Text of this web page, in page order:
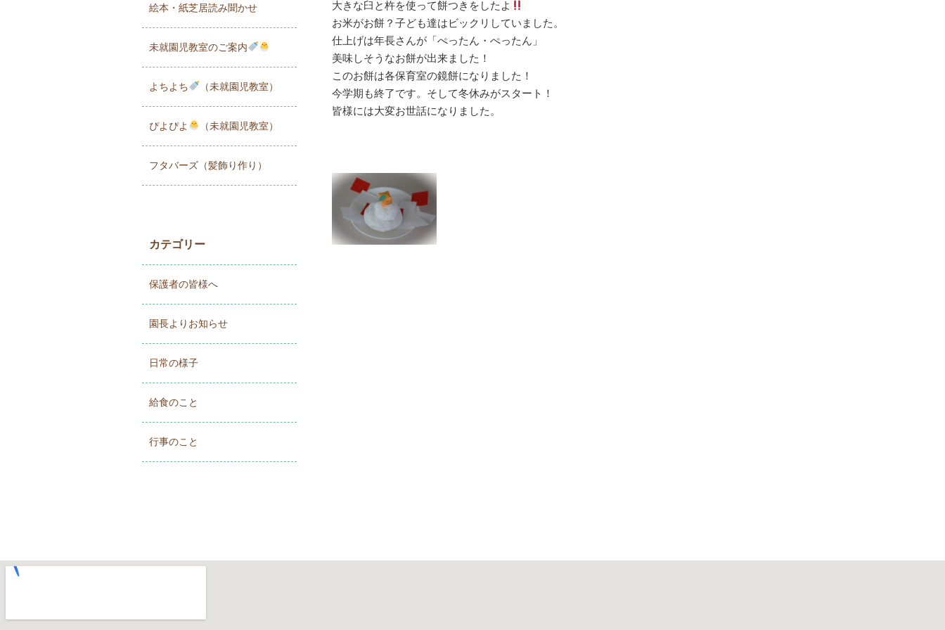
絵本・紙芝居読み聞かせ
未就園児教室のご案内
よちよち （未就園児教室）
ぴよぴよ （未就園児教室）
フタバーズ（髪飾り作り）
カテゴリー
保護者の皆様へ
園長よりお知らせ
日常の様子
給食のこと
行事のこと
大きな臼と杵を使って餅つきをしたよ
お米がお餅？子ども達はビックリしていました。
仕上げは年長さんが「ぺったん・ぺったん」
美味しそうなお餅が出来ました！
このお餅は各保育室の鏡餅になりました！
今学期も終了です。そして冬休みがスタート！
皆様には大変お世話になりました。